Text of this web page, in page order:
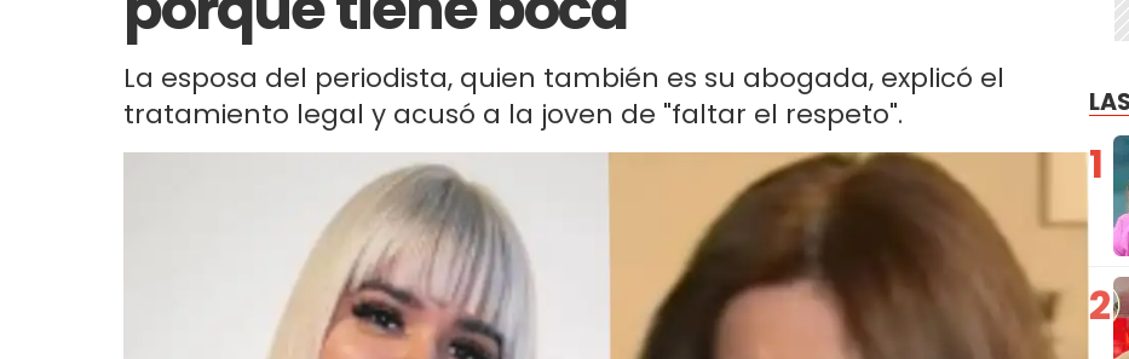
La esposa del periodista, quien también es su abogada, explicó el
tratamiento legal y acusó a la joven de "faltar el respeto".
1
2